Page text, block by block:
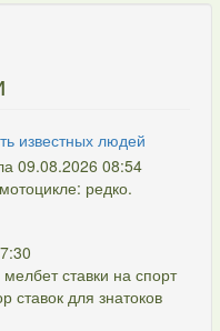
известных людей
09.08.2026 08:54
редко.
ставки на спорт
ставок для знатоков